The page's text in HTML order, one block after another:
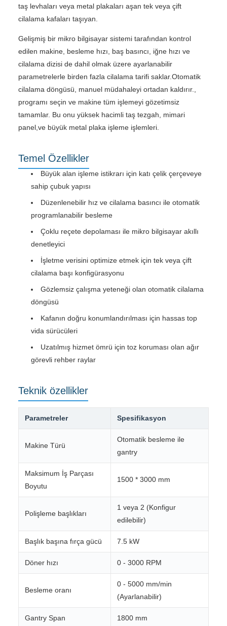
taş levhaları veya metal plakaları aşan tek veya çift
cilalama kafaları taşıyan.
Gelişmiş bir mikro bilgisayar sistemi tarafından kontrol
edilen makine, besleme hızı, baş basıncı, iğne hızı ve
cilalama dizisi de dahil olmak üzere ayarlanabilir
parametrelerle birden fazla cilalama tarifi saklar.Otomatik
cilalama döngüsü, manuel müdahaleyi ortadan kaldırır.,
programı seçin ve makine tüm işlemeyi gözetimsiz
tamamlar. Bu onu yüksek hacimli taş tezgah, mimari
panel,ve büyük metal plaka işleme işlemleri.
Temel Özellikler
Büyük alan işleme istikrarı için katı çelik çerçeveye
sahip çubuk yapısı
Düzenlenebilir hız ve cilalama basıncı ile otomatik
programlanabilir besleme
Çoklu reçete depolaması ile mikro bilgisayar akıllı
denetleyici
İşletme verisini optimize etmek için tek veya çift
cilalama başı konfigürasyonu
Gözlemsiz çalışma yeteneği olan otomatik cilalama
döngüsü
Kafanın doğru konumlandırılması için hassas top
vida sürücüleri
Uzatılmış hizmet ömrü için toz koruması olan ağır
görevli rehber raylar
Teknik özellikler
Parametreler Spesifikasyon
Makine Türü
Otomatik besleme ile
gantry
Maksimum İş Parçası
Boyutu
1500 * 3000 mm
Polişleme başlıkları
1 veya 2 (Konfigur
edilebilir)
Başlık başına fırça gücü 7.5 kW
Döner hızı 0 - 3000 RPM
Besleme oranı
0 - 5000 mm/min
(Ayarlanabilir)
Gantry Span 1800 mm